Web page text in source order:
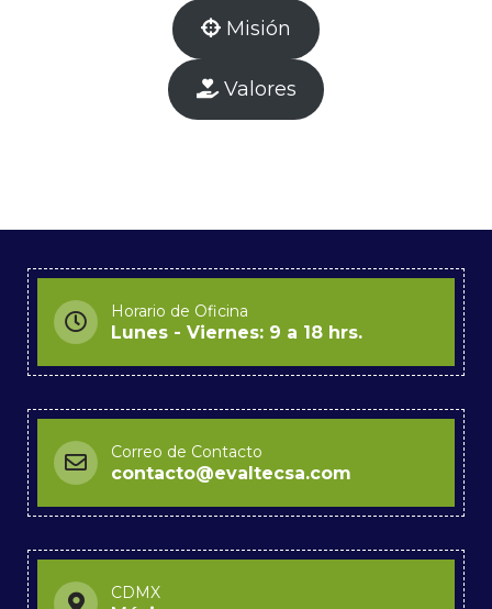
Misión
Valores
Horario de Oficina
Lunes - Viernes: 9 a 18 hrs.
Correo de Contacto
contacto@evaltecsa.com
CDMX